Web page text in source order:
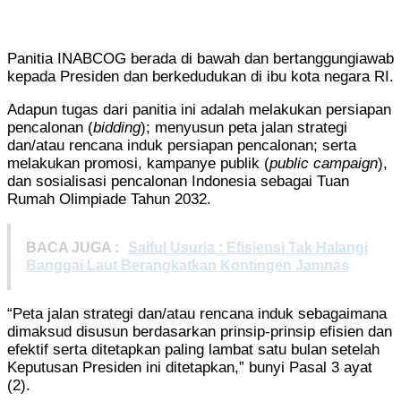
Panitia INABCOG berada di bawah dan bertanggungiawab
kepada Presiden dan berkedudukan di ibu kota negara RI.
Adapun tugas dari panitia ini adalah melakukan persiapan
pencalonan (bidding); menyusun peta jalan strategi
dan/atau rencana induk persiapan pencalonan; serta
melakukan promosi, kampanye publik (public campaign),
dan sosialisasi pencalonan Indonesia sebagai Tuan
Rumah Olimpiade Tahun 2032.
BACA JUGA :
Saiful Usuria : Efisiensi Tak Halangi
Banggai Laut Berangkatkan Kontingen Jamnas
“Peta jalan strategi dan/atau rencana induk sebagaimana
dimaksud disusun berdasarkan prinsip-prinsip efisien dan
efektif serta ditetapkan paling lambat satu bulan setelah
Keputusan Presiden ini ditetapkan,” bunyi Pasal 3 ayat
(2).